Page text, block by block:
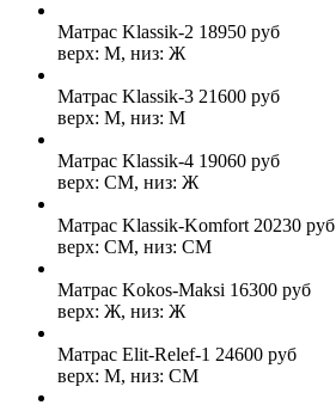
Матрас Klassik-2 18950 руб
верх: М, низ: Ж
Матрас Klassik-3 21600 руб
верх: М, низ: М
Матрас Klassik-4 19060 руб
верх: СМ, низ: Ж
Матрас Klassik-Komfort 20230 руб
верх: СМ, низ: СМ
Матрас Kokos-Maksi 16300 руб
верх: Ж, низ: Ж
Матрас Elit-Relef-1 24600 руб
верх: М, низ: СМ